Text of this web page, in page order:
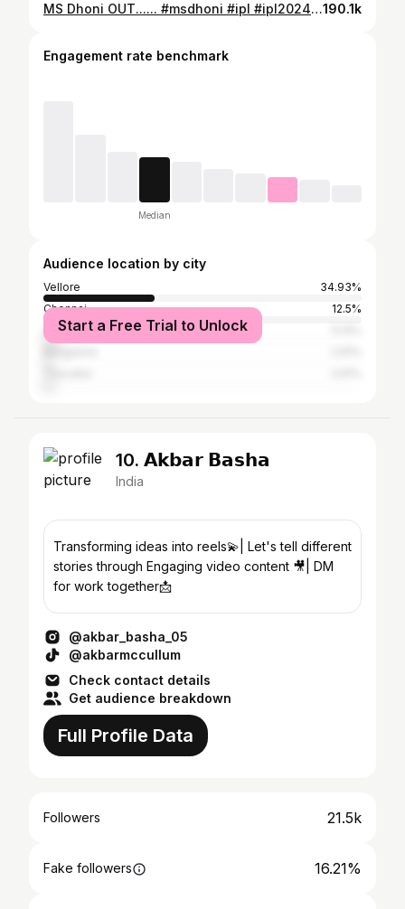
MS Dhoni OUT...... #msdhoni #ipl #ipl2024 #cskvsrcb #rcb #rcbfans #viral #reels #csk190.1k
Engagement rate benchmark
Median
Audience location by city
Vellore
34.93%
Chennai
12.5%
Coimbatore
Start a Free Trial to Unlock
10. 𝗔𝗸𝗯𝗮𝗿 𝗕𝗮𝘀𝗵𝗮
India
Transforming ideas into reels💫| Let's tell different
stories through Engaging video content 🎥| DM
for work together📩
@akbar_basha_05
@akbarmccullum
Check contact details
Get audience breakdown
Full Profile Data
Followers 21.5k
Fake followers 16.21%